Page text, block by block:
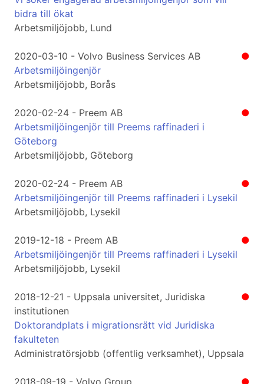
bidra till ökat
Arbetsmiljöjobb, Lund
●
2020-03-10 - Volvo Business Services AB
Arbetsmiljöingenjör
Arbetsmiljöjobb, Borås
●
2020-02-24 - Preem AB
Arbetsmiljöingenjör till Preems raffinaderi i
Göteborg
Arbetsmiljöjobb, Göteborg
●
2020-02-24 - Preem AB
Arbetsmiljöingenjör till Preems raffinaderi i Lysekil
Arbetsmiljöjobb, Lysekil
●
2019-12-18 - Preem AB
Arbetsmiljöingenjör till Preems raffinaderi i Lysekil
Arbetsmiljöjobb, Lysekil
●
2018-12-21 - Uppsala universitet, Juridiska
institutionen
Doktorandplats i migrationsrätt vid Juridiska
fakulteten
Administratörsjobb (offentlig verksamhet), Uppsala